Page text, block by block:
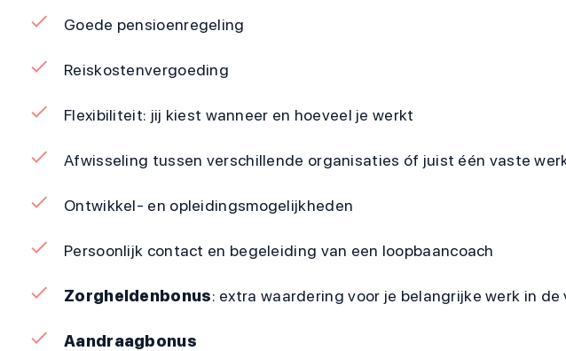
Goede pensioenregeling
Reiskostenvergoeding
Flexibiliteit: jij kiest wanneer en hoeveel je werkt
Afwisseling tussen verschillende organisaties óf juist één vaste
Ontwikkel- en opleidingsmogelijkheden
Persoonlijk contact en begeleiding van een loopbaancoach
Zorgheldenbonus: extra waardering voor je belangrijke werk in
Aandraagbonus